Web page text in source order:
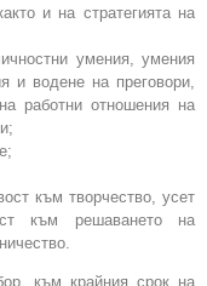
и на стратегията на
умения, умения
и водене на преговори,
работни отношения на
към творчество, усет
към решаването на
към крайния срок на